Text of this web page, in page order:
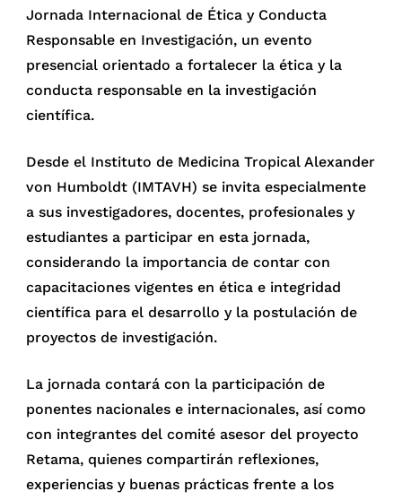
Jornada Internacional de Ética y Conducta
Responsable en Investigación, un evento
presencial orientado a fortalecer la ética y la
conducta responsable en la investigación
científica.
Desde el Instituto de Medicina Tropical Alexander
von Humboldt (IMTAVH) se invita especialmente
a sus investigadores, docentes, profesionales y
estudiantes a participar en esta jornada,
considerando la importancia de contar con
capacitaciones vigentes en ética e integridad
científica para el desarrollo y la postulación de
proyectos de investigación.
La jornada contará con la participación de
ponentes nacionales e internacionales, así como
con integrantes del comité asesor del proyecto
Retama, quienes compartirán reflexiones,
experiencias y buenas prácticas frente a los